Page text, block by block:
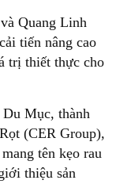
Quang Linh
tiến nâng cao
trị thiết thực cho
Du Mục, thành
(CER Group),
tên kẹo rau
thiệu sản